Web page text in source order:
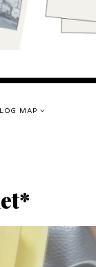
MAP